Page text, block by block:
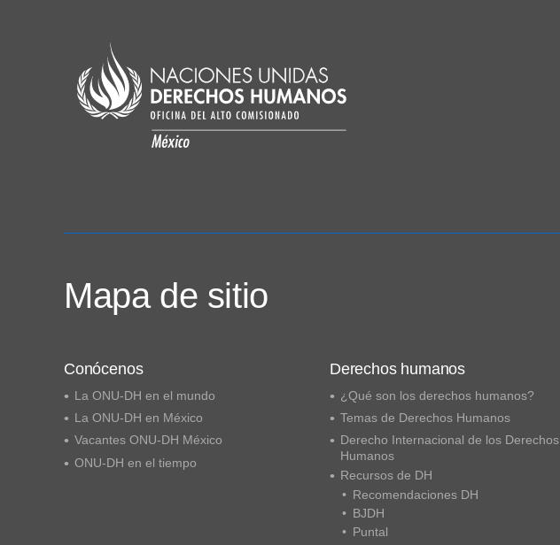
Mapa de sitio
Conócenos
La ONU-DH en el mundo
La ONU-DH en México
Vacantes ONU-DH México
ONU-DH en el tiempo
Derechos humanos
¿Qué son los derechos humanos?
Temas de Derechos Humanos
Derecho Internacional de los Derechos
Humanos
Recursos de DH
Recomendaciones DH
BJDH
Puntal